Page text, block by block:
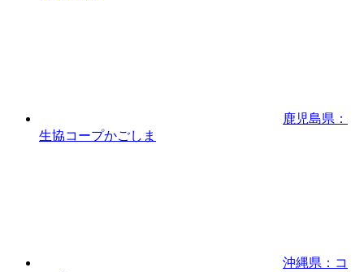
鹿児島県：
生協コープかごしま
沖縄県：コ